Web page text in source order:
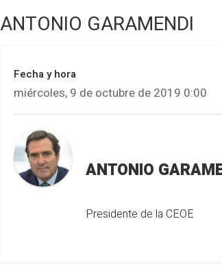
ANTONIO GARAMENDI
Fecha y hora
miércoles, 9 de octubre de 2019 0:00
ANTONIO
Presidente de la CEOE